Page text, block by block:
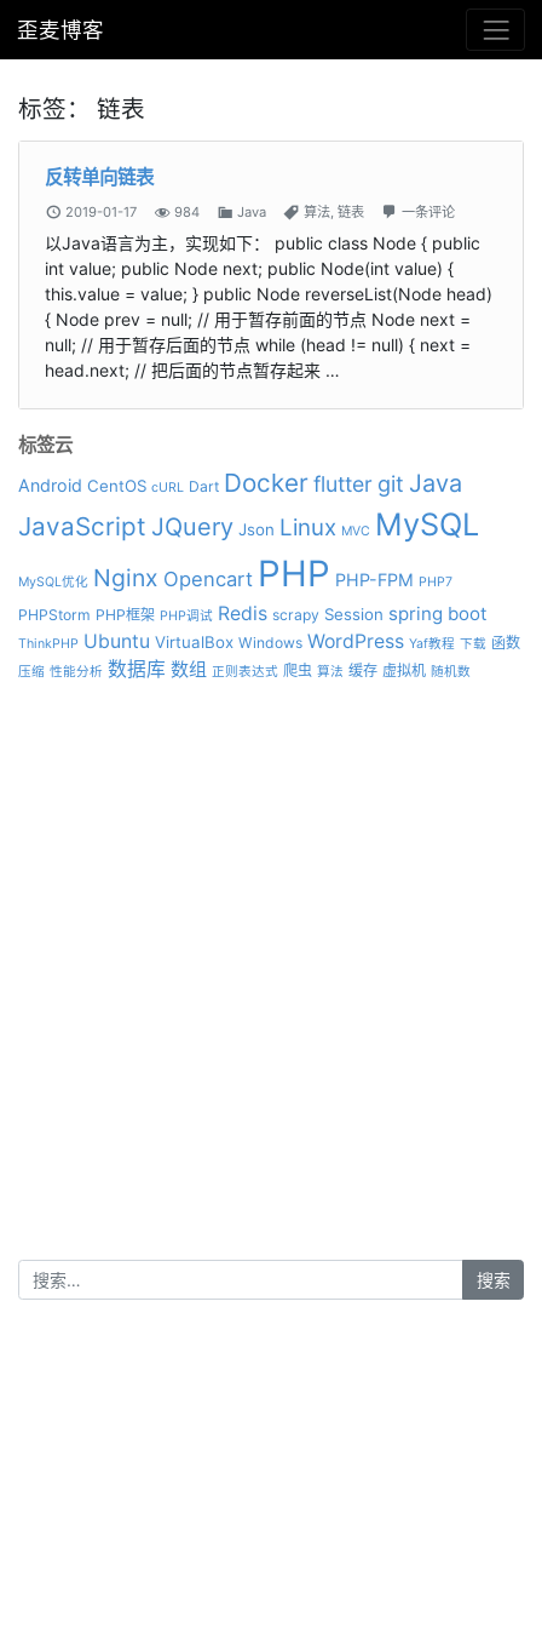
歪麦博客
标签： 链表
反转单向链表
2019-01-17 984 Java 算法 链表 一条评论
以Java语言为主，实现如下： public class Node { public
int value; public Node next; public Node(int value) {
this.value = value; } public Node reverseList(Node head)
{ Node prev = null; // 用于暂存前面的节点 Node next =
null; // 用于暂存后面的节点 while (head != null) { next =
head.next; // 把后面的节点暂存起来 …
标签云
Android CentOS cURL Dart Dockerflutter git Java
JavaScript JQuery Json Linux MVC MySQL
MySQL优化 Nginx Opencart PHP PHP-FPM PHP7
PHPStorm PHP框架 PHP调试 Redis scrapy Session spring boot
ThinkPHP Ubuntu VirtualBox Windows WordPress Yaf教程 下载 函数
压缩 性能分析 数据库 数组 正则表达式 爬虫 算法 缓存 虚拟机 随机数